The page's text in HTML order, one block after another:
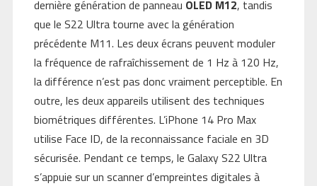
dernière génération de panneau OLED M12, tandis
que le S22 Ultra tourne avec la génération
précédente M11. Les deux écrans peuvent moduler
la fréquence de rafraîchissement de 1 Hz à 120 Hz,
la différence n’est pas donc vraiment perceptible. En
outre, les deux appareils utilisent des techniques
biométriques différentes. L’iPhone 14 Pro Max
utilise Face ID, de la reconnaissance faciale en 3D
sécurisée. Pendant ce temps, le Galaxy S22 Ultra
s’appuie sur un scanner d’empreintes digitales à